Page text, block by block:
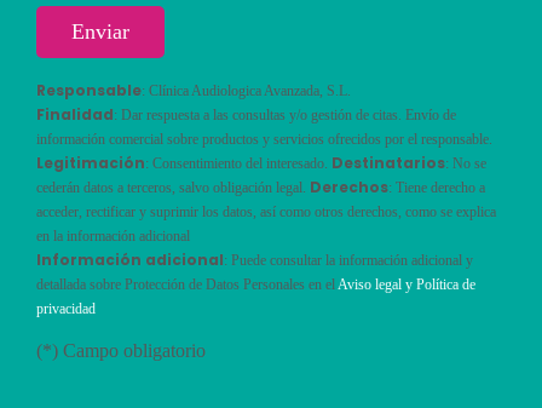
Responsable: Clínica Audiologica Avanzada, S.L.
Finalidad: Dar respuesta a las consultas y/o gestión de citas. Envío de
información comercial sobre productos y servicios ofrecidos por el responsable.
Legitimación: Consentimiento del interesado. Destinatarios: No se
cederán datos a terceros, salvo obligación legal. Derechos: Tiene derecho a
acceder, rectificar y suprimir los datos, así como otros derechos, como se explica
en la información adicional
Información adicional: Puede consultar la información adicional y
detallada sobre Protección de Datos Personales en elAviso legal y Política de
privacidad
(*) Campo obligatorio